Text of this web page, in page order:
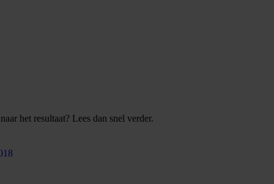
het resultaat? Lees dan snel verder.